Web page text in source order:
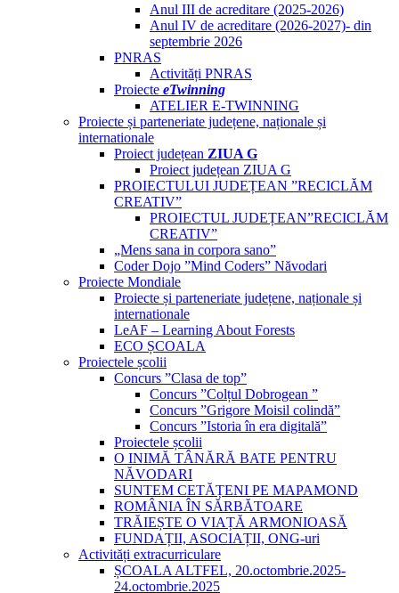
Anul III de acreditare (2025-2026)
Anul IV de acreditare (2026-2027)- din
septembrie 2026
PNRAS
Activități PNRAS
Proiecte eTwinning
ATELIER E-TWINNING
Proiecte și parteneriate județene, naționale și
internationale
Proiect județean ZIUA G
Proiect județean ZIUA G
PROIECTULUI JUDEȚEAN ”RECICLĂM
CREATIV”
PROIECTUL JUDEȚEAN”RECICLĂM
CREATIV”
„Mens sana in corpora sano”
Coder Dojo ”Mind Coders” Năvodari
Proiecte Mondiale
Proiecte și parteneriate județene, naționale și
internationale
LeAF – Learning About Forests
ECO ȘCOALA
Proiectele școlii
Concurs ”Clasa de top”
Concurs ”Colțul Dobrogean ”
Concurs ”Grigore Moisil colindă”
Concurs ”Istoria în era digitală”
Proiectele școlii
O INIMĂ TÂNĂRĂ BATE PENTRU
NĂVODARI
SUNTEM CETĂȚENI PE MAPAMOND
ROMÂNIA ÎN SĂRBĂTOARE
TRĂIEȘTE O VIAȚĂ ARMONIOASĂ
FUNDAȚII, ASOCIAȚII, ONG-uri
Activități extracurriculare
ȘCOALA ALTFEL, 20.octombrie.2025-
24.octombrie.2025